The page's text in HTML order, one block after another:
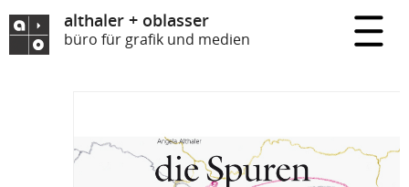
althaler + oblasser
büro für grafik und medien